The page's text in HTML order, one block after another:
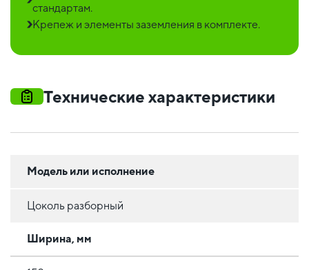
стандартам.
Крепеж и элементы заземления в комплекте.
Технические характеристики
Модель или исполнение
Цоколь разборный
Ширина, мм